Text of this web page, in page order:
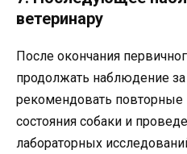
ветеринару
После окончания
продолжать наблюдение
рекомендовать повторные
состояния собаки и
лабораторных